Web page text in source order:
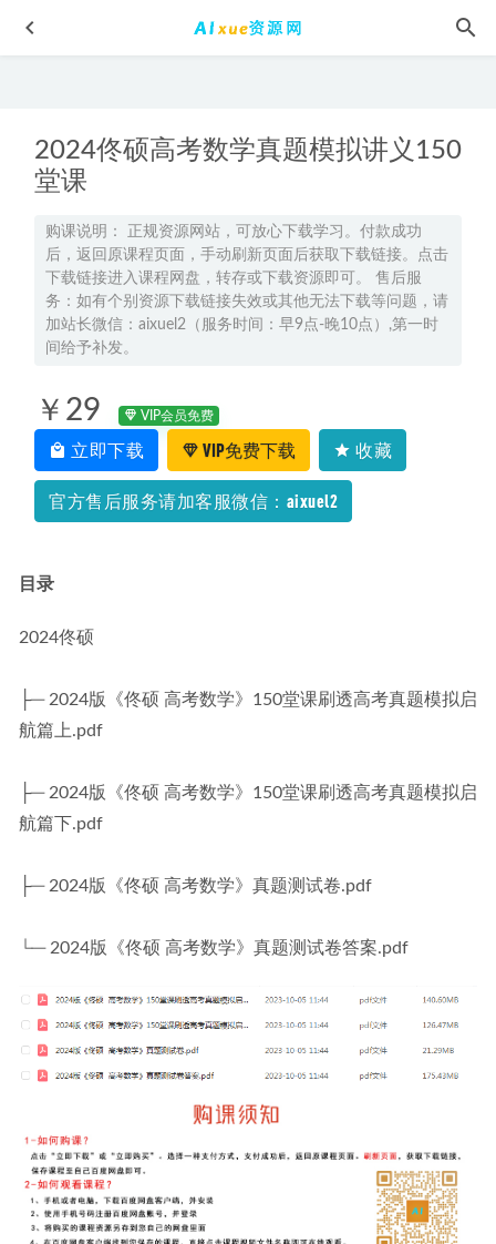
2024佟硕高考数学真题模拟讲义150
堂课
购课说明： 正规资源网站，可放心下载学习。付款成功
后，返回原课程页面，手动刷新页面后获取下载链接。点击
下载链接进入课程网盘，转存或下载资源即可。 售后服
务：如有个别资源下载链接失效或其他无法下载等问题，请
加站长微信：aixuel2（服务时间：早9点-晚10点）,第一时
间给予补发。
￥29 VIP会员免费
立即下载 VIP免费下载 收藏
官方售后服务请加客服微信：aixuel2
目录
2024佟硕
├─ 2024版《佟硕 高考数学》150堂课刷透高考真题模拟启
航篇上.pdf
├─ 2024版《佟硕 高考数学》150堂课刷透高考真题模拟启
航篇下.pdf
├─ 2024版《佟硕 高考数学》真题测试卷.pdf
└─ 2024版《佟硕 高考数学》真题测试卷答案.pdf
北师大版2024赵岩初三数学视频教程+讲义暑假班 2023-10-06
2025赵玉峰高三物理一轮复习视频教程 2024-06-20
2024高考赵玉峰高三物理：二轮＋三轮全面冲刺班视频教程
2023-12-06
二 语文/数学/英语/物理等教学
2025袁帅高二物理s上学期暑假班 2024-09-20